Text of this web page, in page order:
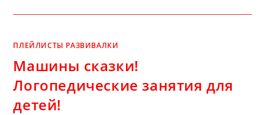
ПРО
ПОДРЯД!
ПЛЕЙЛИСТЫ РАЗВИВАЛКИ
Машины сказки!
Логопедические занятия для
детей!